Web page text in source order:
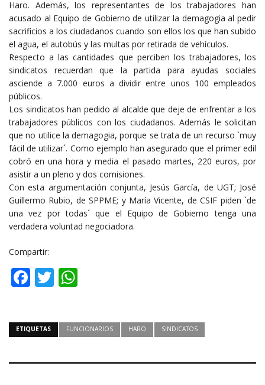
Haro. Además, los representantes de los trabajadores han
acusado al Equipo de Gobierno de utilizar la demagogia al pedir
sacrificios a los ciudadanos cuando son ellos los que han subido
el agua, el autobús y las multas por retirada de vehículos.
Respecto a las cantidades que perciben los trabajadores, los
sindicatos recuerdan que la partida para ayudas sociales
asciende a 7.000 euros a dividir entre unos 100 empleados
públicos.
Los sindicatos han pedido al alcalde que deje de enfrentar a los
trabajadores públicos con los ciudadanos. Además le solicitan
que no utilice la demagogia, porque se trata de un recurso `muy
fácil de utilizar´. Como ejemplo han asegurado que el primer edil
cobró en una hora y media el pasado martes, 220 euros, por
asistir a un pleno y dos comisiones.
Con esta argumentación conjunta, Jesús García, de UGT; José
Guillermo Rubio, de SPPME; y María Vicente, de CSIF piden `de
una vez por todas´ que el Equipo de Gobierno tenga una
verdadera voluntad negociadora.
Compartir:
Facebook
Twitter
ETIQUETAS FUNCIONARIOS HARO SINDICATOS